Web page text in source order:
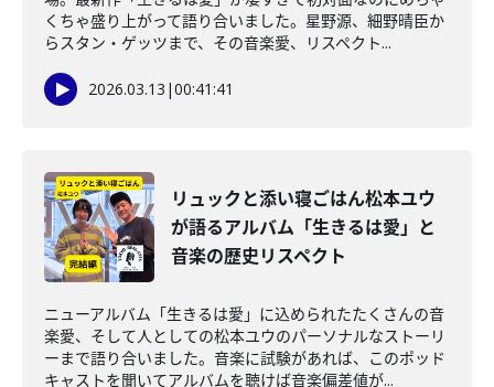
くちゃ盛り上がって語り合いました。星野源、細野晴臣か
らスタン・ゲッツまで、その音楽愛、リスペクト...
2026.03.13 |00:41:41
リュックと添い寝ごはん松本ユウ
が語るアルバム「生きるは愛」と
音楽の歴史リスペクト
ニューアルバム「生きるは愛」に込められたたくさんの音
楽愛、そして人としての松本ユウのパーソナルなストーリ
ーまで語り合いました。音楽に試験があれば、このポッド
キャストを聞いてアルバムを聴けば音楽偏差値が...